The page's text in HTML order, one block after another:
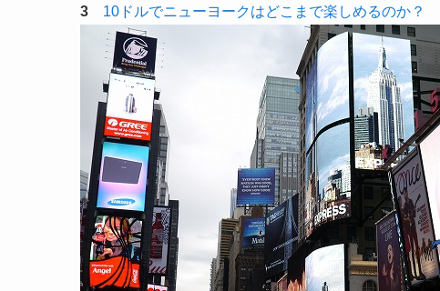
3 10ドルでニューヨークはどこまで楽しめるのか？